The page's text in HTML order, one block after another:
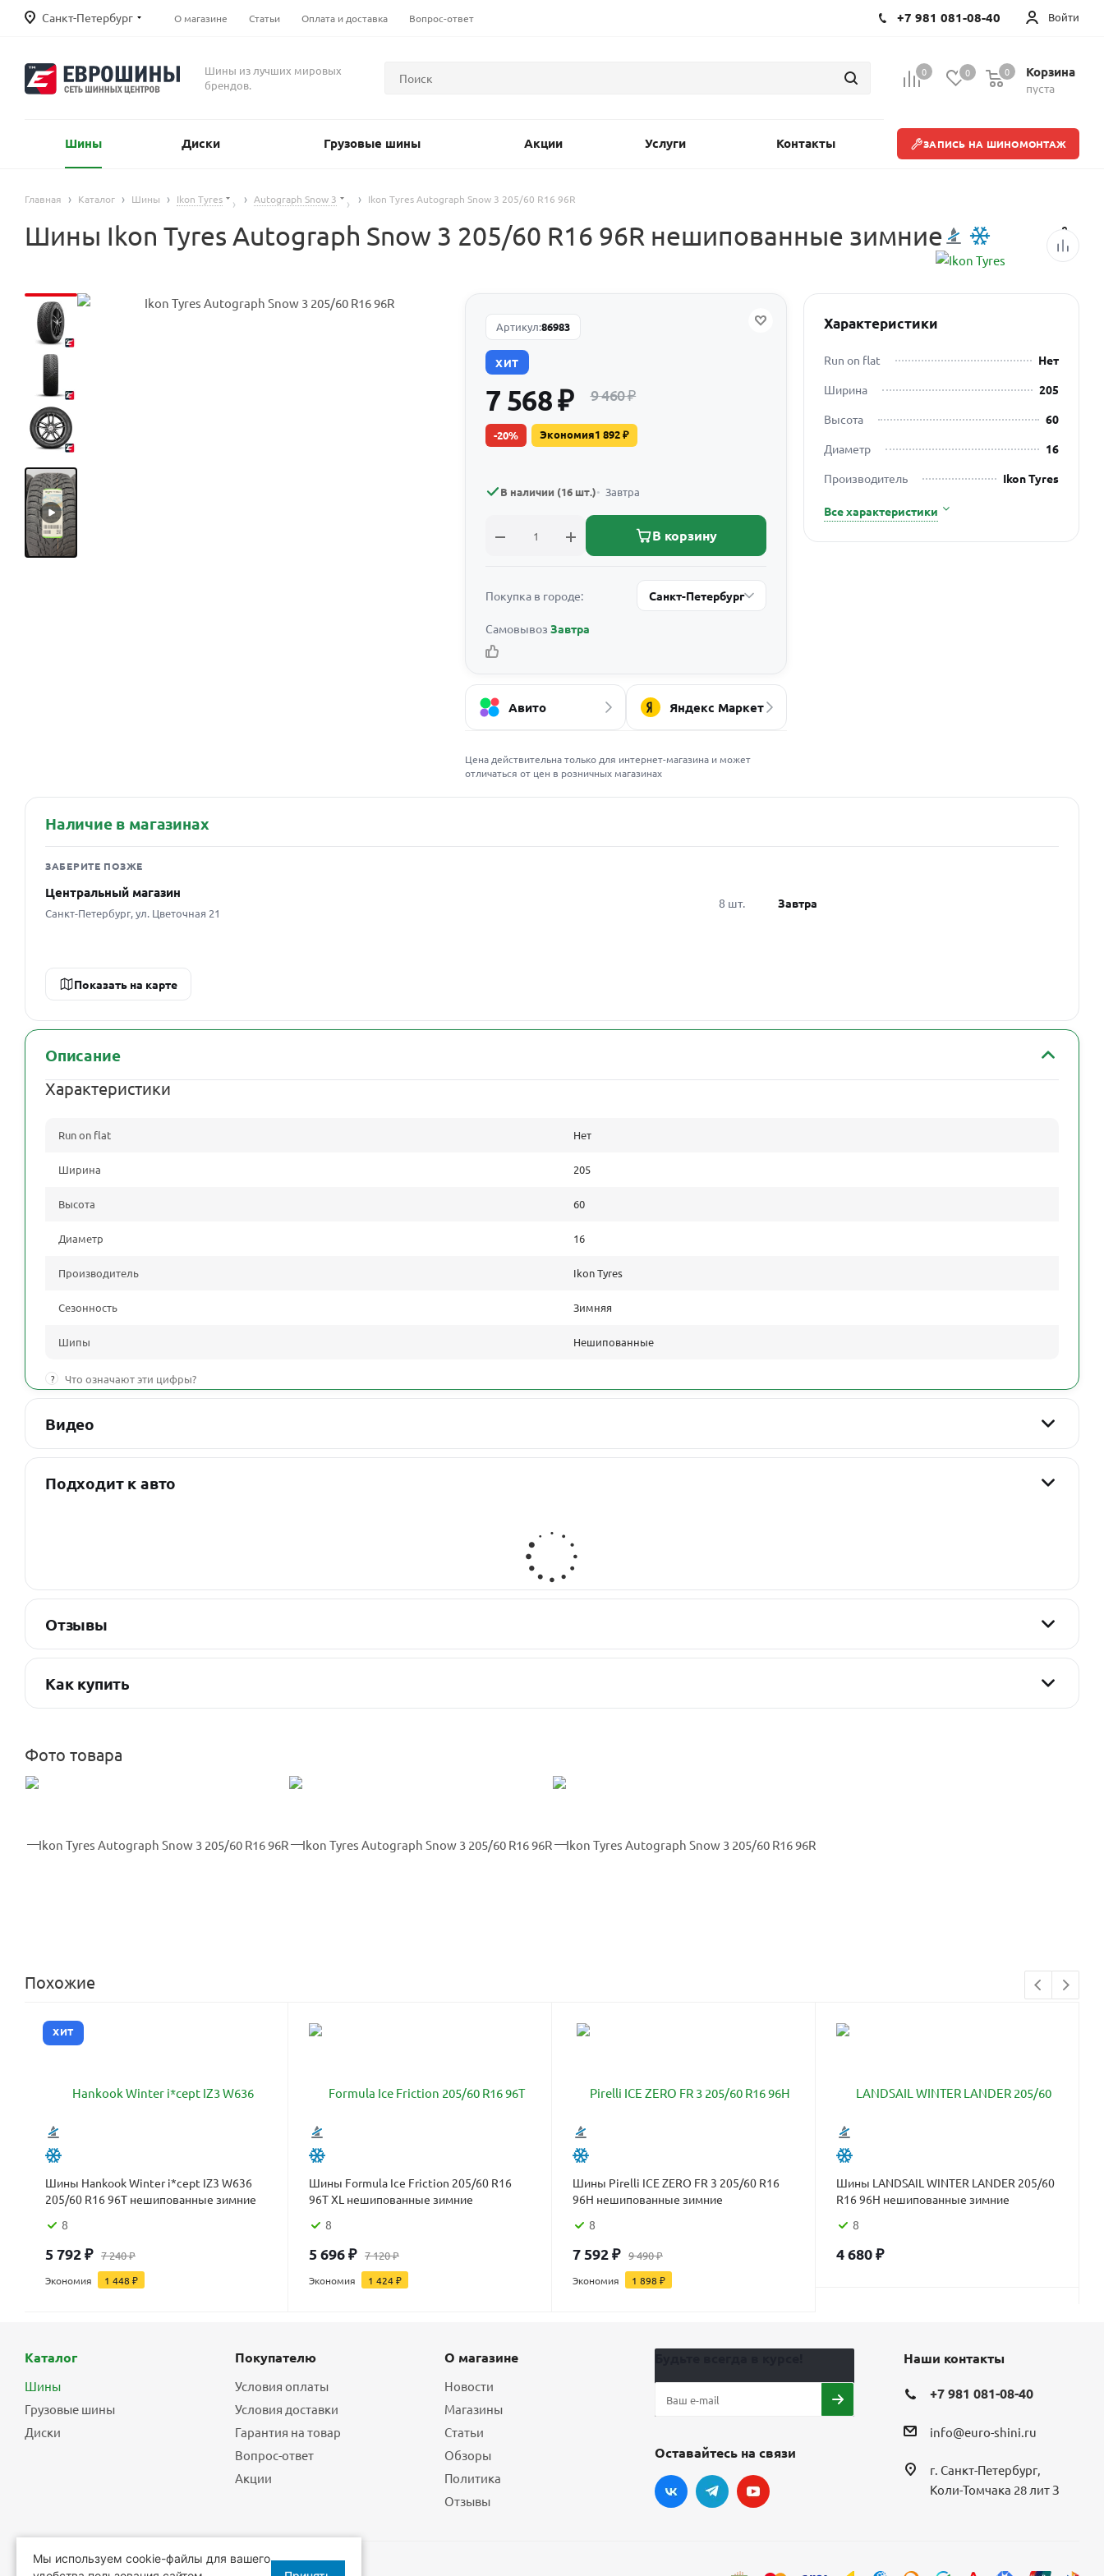
Санкт-Петербург О магазине Статьи Оплата и доставка Вопрос-ответ Войти
+7 981 081-08-40
Шины из лучших мировых
брендов.
0 0 Корзина
пуста
0
Шины Диски Грузовые шины Акции Услуги Контакты ЗАПИСЬ НА ШИНОМОНТАЖ
Главная Каталог Шины Ikon Tyres Autograph Snow 3 Ikon Tyres Autograph Snow 3 205/60 R16 96R
Шины Ikon Tyres Autograph Snow 3 205/60 R16 96R нешипованные зимние
Артикул:86983
ХИТ
7 568₽ 9 460₽
-20% Экономия1 892₽
В наличии (16 шт.) Завтра
В корзину
Покупка в городе: Санкт-Петербург
СамовывозЗавтра
Авито Яндекс Маркет
Цена действительна только для интернет-магазина и может
отличаться от цен в розничных магазинах
Характеристики
Run on flat
Нет
Ширина
205
Высота
60
Диаметр
16
Производитель
Ikon Tyres
Все характеристики
Наличие в магазинах
ЗАБЕРИТЕ ПОЗЖЕ
Центральный магазин
Санкт-Петербург, ул. Цветочная 21
8 шт. Завтра
Показать на карте
Описание
Характеристики
Run on flat Нет
Ширина 205
Высота 60
Диаметр 16
Производитель Ikon Tyres
Сезонность Зимняя
Шипы Нешипованные
? Что означают эти цифры?
Видео
Подходит к авто
Отзывы
Как купить
Фото товара
Похожие
ХИТ
Шины Hankook Winter i*cept IZ3 W636
205/60 R16 96T нешипованные зимние
8
5 792₽ 7 240₽
Экономия 1 448 ₽
Шины Formula Ice Friction 205/60 R16
96T XL нешипованные зимние
8
5 696₽ 7 120₽
Экономия 1 424₽
Шины Pirelli ICE ZERO FR 3 205/60 R16
96H нешипованные зимние
8
7 592₽ 9 490₽
Экономия 1 898 ₽
Шины LANDSAIL WINTER LANDER 205/60
R16 96H нешипованные зимние
8
4 680₽
Каталог
Шины
Грузовые шины
Диски
Покупателю
Условия оплаты
Условия доставки
Гарантия на товар
Вопрос-ответ
Акции
О магазине
Новости
Магазины
Статьи
Обзоры
Политика
Отзывы
Оставайтесь на связи
Наши контакты
+7 981 081-08-40
info@euro-shini.ru
г. Санкт-Петербург,
Коли-Томчака 28 лит З
Мы используем cookie-файлы для вашего